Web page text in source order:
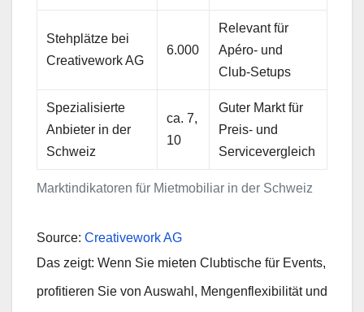
Marktindikatoren für Mietmobiliar in der Schweiz
Stehplätze bei
Creativework AG
6.000
Relevant für
Apéro- und
Club-Setups
Spezialisierte
Anbieter in der
Schweiz
ca. 7,
10
Guter Markt für
Preis- und
Servicevergleich
Source: Creativework AG
Das zeigt: Wenn Sie mieten Clubtische für Events,
profitieren Sie von Auswahl, Mengenflexibilität und